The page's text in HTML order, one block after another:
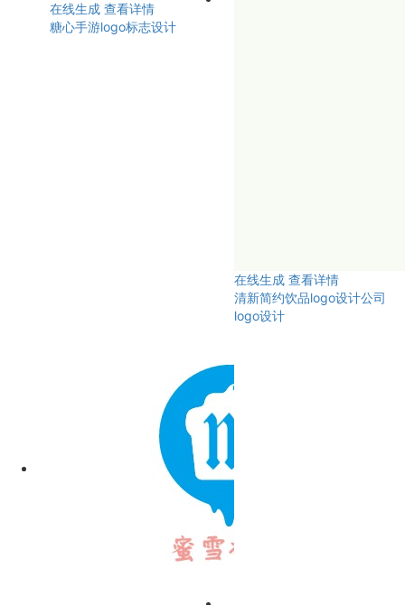
在线生成 查看详情
糖心手游logo标志设计
在线生成 查看详情
清新简约饮品logo设计公司
logo设计